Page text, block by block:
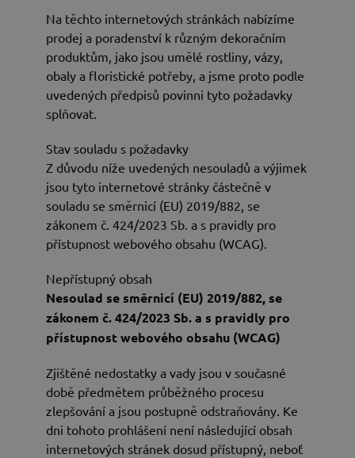
Na těchto internetových stránkách nabízíme
prodej a poradenství k různým dekoračním
produktům, jako jsou umělé rostliny, vázy,
obaly a floristické potřeby, a jsme proto podle
uvedených předpisů povinni tyto požadavky
splňovat.
Stav souladu s požadavky
Z důvodu níže uvedených nesouladů a výjimek
jsou tyto internetové stránky částečně v
souladu se směrnicí (EU) 2019/882, se
zákonem č. 424/2023 Sb. a s pravidly pro
přístupnost webového obsahu (WCAG).
Nepřístupný obsah
Nesoulad se směrnicí (EU) 2019/882, se
zákonem č. 424/2023 Sb. a s pravidly pro
přístupnost webového obsahu (WCAG)
Zjištěné nedostatky a vady jsou v současné
době předmětem průběžného procesu
zlepšování a jsou postupně odstraňovány. Ke
dni tohoto prohlášení není následující obsah
internetových stránek dosud přístupný, neboť